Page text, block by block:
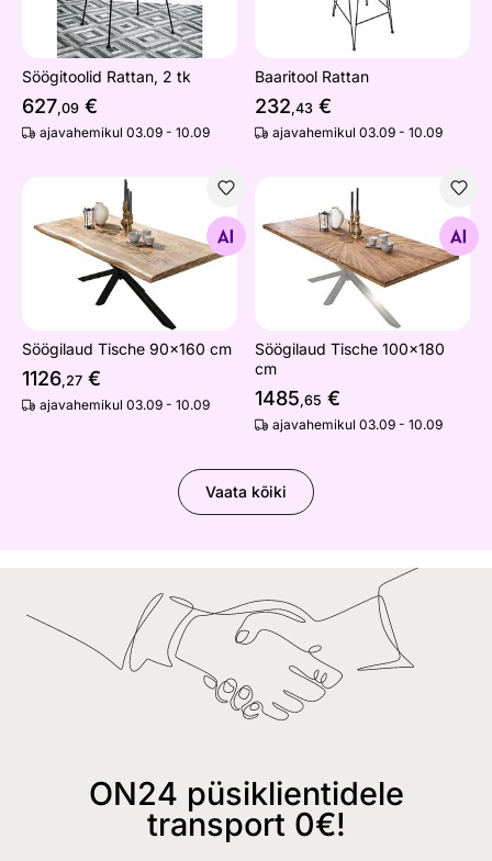
Söögitoolid Rattan, 2 tk
627,09 €
ajavahemikul 03.09 - 10.09
Baaritool Rattan
232,43 €
ajavahemikul 03.09 - 10.09
Söögilaud Tische 90x160 cm
Otsi sarnaseid
Söögilaud Tische 90x160 cm
1126,27 €
ajavahemikul 03.09 - 10.09
Söögilaud Tische 100x180
Otsi sarnaseid
Söögilaud Tische 100x180
cm
1485,65 €
ajavahemikul 03.09 - 10.09
Vaata kõiki
ON24 püsiklientidele
transport 0€!